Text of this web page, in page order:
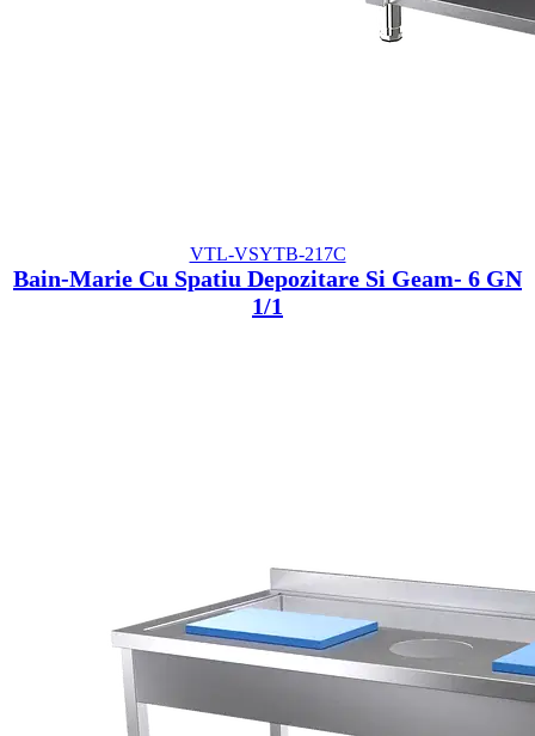
VTL-VSYTB-217C
Bain-Marie Cu Spatiu Depozitare Si Geam- 6 GN
1/1